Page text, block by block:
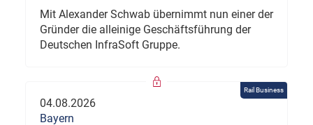
Mit Alexander Schwab übernimmt nun einer der
Gründer die alleinige Geschäftsführung der
Deutschen InfraSoft Gruppe.
Rail Business
04.08.2026
Bayern